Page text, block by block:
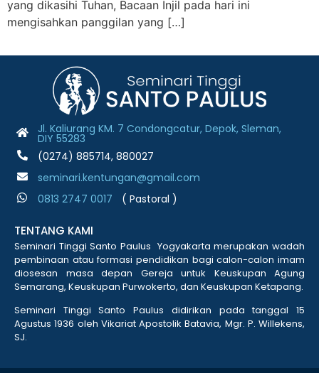
yang dikasihi Tuhan, Bacaan Injil pada hari ini
mengisahkan panggilan yang […]
Jl. Kaliurang KM. 7 Condongcatur, Depok, Sleman,
DIY 55283
(0274) 885714, 880027
seminari.kentungan@gmail.com
0813 2747 0017 ( Pastoral )
TENTANG KAMI
Seminari Tinggi Santo Paulus Yogyakarta merupakan wadah
pembinaan atau formasi pendidikan bagi calon-calon imam
diosesan masa depan Gereja untuk Keuskupan Agung
Semarang, Keuskupan Purwokerto, dan Keuskupan Ketapang.
Seminari Tinggi Santo Paulus didirikan pada tanggal 15
Agustus 1936 oleh Vikariat Apostolik Batavia, Mgr. P. Willekens,
SJ.